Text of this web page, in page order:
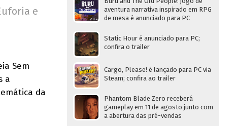
e
Sem
a
da
aventura narrativa inspirado em RPG
de mesa é anunciado para PC
Static Hour é anunciado para PC;
confira o trailer
Cargo, Please! é lançado para PC via
Steam; confira ao trailer
Phantom Blade Zero receberá
gameplay em 11 de agosto junto com
a abertura das pré-vendas